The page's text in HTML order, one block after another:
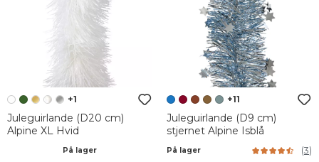
+1
Juleguirlande (D20 cm)
Alpine XL Hvid
På lager
+11
Juleguirlande (D9 cm)
stjernet Alpine Isblå
På lager (3)